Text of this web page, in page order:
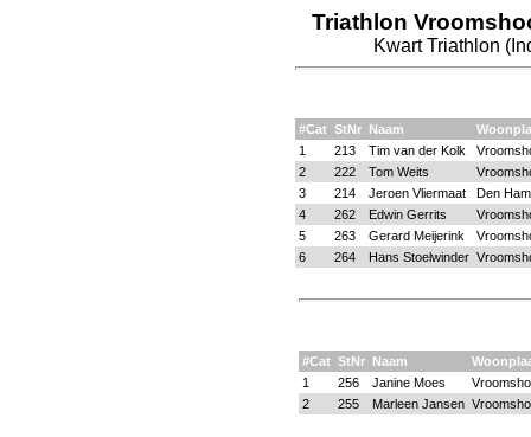
Triathlon
Kwart Triathlon
#Cat StNr Naam
1
213 Tim van der Kolk
2
222 Tom Weits
3
214 Jeroen Vliermaat
Den Ham
4
262 Edwin Gerrits
5
263 Gerard Meijerink
6
264 Hans Stoelwinder
#Cat StNr Naam
1
256 Janine Moes
2
255 Marleen Jansen